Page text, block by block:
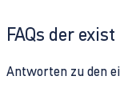
FAQs der
Antworten zu den